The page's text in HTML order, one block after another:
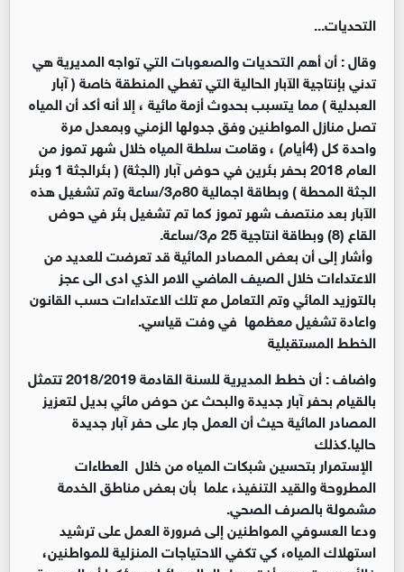
التحديات...
وقال : أن أهم التحديات والصعوبات التي تواجه المديرية هي
تدني بإنتاجية الآبار الحالية التي تغطي المنطقة خاصة ( آبار
العبدلية ) مما يتسبب بحدوث أزمة مائية ، إلا أنه أكد أن المياه
تصل منازل المواطنين وفق جدولها الزمني وبمعدل مرة
واحدة كل (4أيام) ، وقامت سلطة المياه خلال شهر تموز من
العام 2018 بحفر بئرين في حوض آبار (الجثة) ( بئرالجثة 1 وبئر
الجثة المحطة ) وبطاقة اجمالية 80م3/ساعة وتم تشغيل هذه
الآبار بعد منتصف شهر تموز كما تم تشغيل بئر في حوض
القاع (8) وبطاقة انتاجية 25 م3/ساعة.
وأشار إلى أن بعض المصادر المائية قد تعرضت للعديد من
الاعتداءات خلال الصيف الماضي الامر الذي ادى الى عجز
بالتوزيد المائي وتم التعامل مع تلك الاعتداءات حسب القانون
واعادة تشغيل معظمها في وفت قياسي.
الخطط المستقبلية
واضاف : أن خطط المديرية للسنة القادمة 2018/2019 تتمثل
بالقيام بحفر آبار جديدة والبحث عن حوض مائي بديل لتعزيز
المصادر المائية حيث أن العمل جار على حفر آبار جديدة
حاليا.كذلك
الإستمرار بتحسين شبكات المياه من خلال العطاءات
المطروحة والقيد التنفيذ، علما بأن بعض مناطق الخدمة
مشمولة بالصرف الصحي.
ودعا العسوفي المواطنين إلى ضرورة العمل على ترشيد
استهلاك المياه، كي تكفي الاحتياجات المنزلية للمواطنين،